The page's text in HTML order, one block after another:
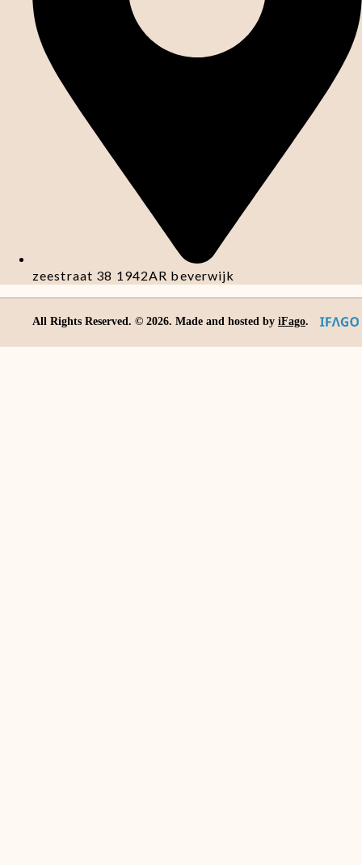
zeestraat 38 1942AR beverwijk
All Rights Reserved. © 2026. Made and hosted by iFago.